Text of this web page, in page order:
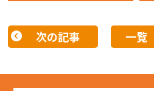
次の記事 一覧